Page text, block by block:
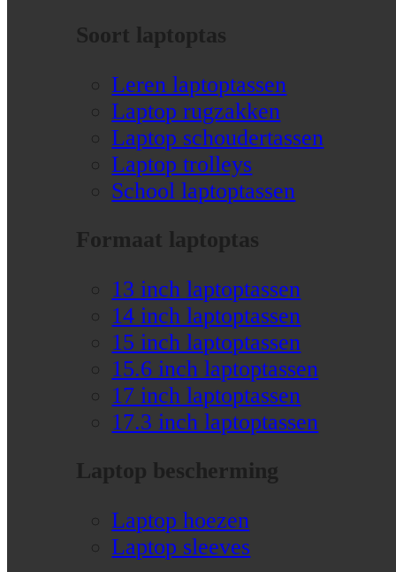
Soort laptoptas
Leren laptoptassen
Laptop rugzakken
Laptop schoudertassen
Laptop trolleys
School laptoptassen
Formaat laptoptas
13 inch laptoptassen
14 inch laptoptassen
15 inch laptoptassen
15.6 inch laptoptassen
17 inch laptoptassen
17.3 inch laptoptassen
Laptop bescherming
Laptop hoezen
Laptop sleeves